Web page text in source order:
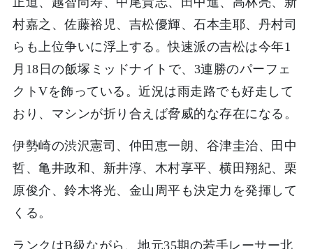
村嘉之、佐藤裕児、吉松優輝、石本圭耶、丹村司
らも上位争いに浮上する。快速派の吉松は今年1
月18日の飯塚ミッドナイトで、3連勝のパーフェ
クトVを飾っている。近況は雨走路でも好走して
おり、マシンが折り合えば脅威的な存在になる。
伊勢崎の渋沢憲司、仲田恵一朗、谷津圭治、田中
哲、亀井政和、新井淳、木村享平、横田翔紀、栗
原俊介、鈴木将光、金山周平も決定力を発揮して
くる。
ランクはB級ながら、地元35期の若手レーサー北